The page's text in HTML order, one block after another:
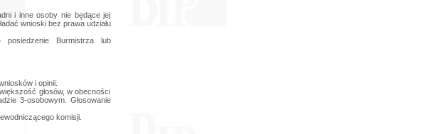
i inne osoby nie będące jej
wnioski bez prawa udziału
Burmistrza lub
i opinii.
głosów, w obecności
3-osobowym. Głosowanie
komisji.